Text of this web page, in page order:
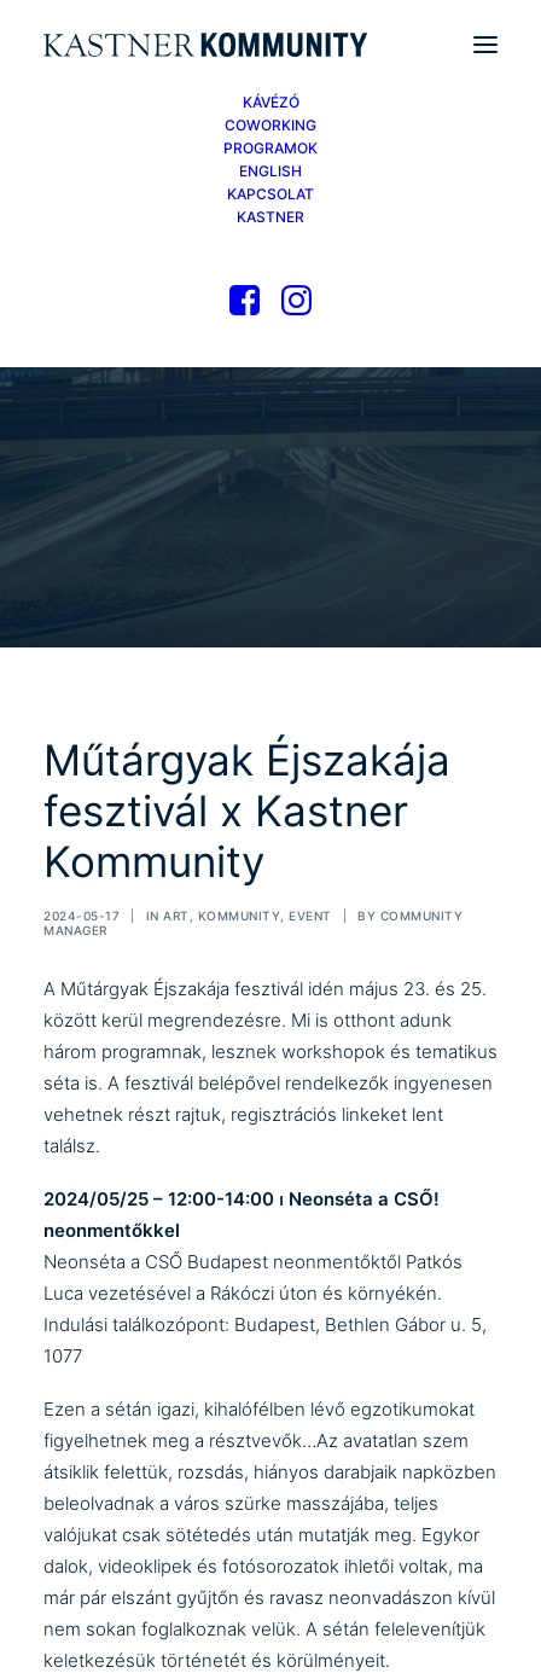
KÁVÉZÓ
COWORKING
PROGRAMOK
ENGLISH
KAPCSOLAT
KASTNER
Műtárgyak Éjszakája
fesztivál x Kastner
Kommunity
2024-05-17 IN ART KOMMUNITY EVENT BY COMMUNITY
MANAGER
A Műtárgyak Éjszakája fesztivál idén május 23. és 25.
között kerül megrendezésre. Mi is otthont adunk
három programnak, lesznek workshopok és tematikus
séta is. A fesztivál belépővel rendelkezők ingyenesen
vehetnek részt rajtuk, regisztrációs linkeket lent
találsz.
2024/05/25 – 12:00-14:00 ⏐ Neonséta a CSŐ!
neonmentőkkel
Neonséta a CSŐ Budapest neonmentőktől Patkós
Luca vezetésével a Rákóczi úton és környékén.
Indulási találkozópont: Budapest, Bethlen Gábor u. 5,
1077
Ezen a sétán igazi, kihalófélben lévő egzotikumokat
figyelhetnek meg a résztvevők…Az avatatlan szem
átsiklik felettük, rozsdás, hiányos darabjaik napközben
beleolvadnak a város szürke masszájába, teljes
valójukat csak sötétedés után mutatják meg. Egykor
dalok, videoklipek és fotósorozatok ihletői voltak, ma
már pár elszánt gyűjtőn és ravasz neonvadászon kívül
nem sokan foglalkoznak velük. A sétán felelevenítjük
keletkezésük történetét és körülményeit.